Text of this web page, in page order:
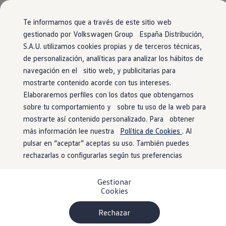
Te informamos que a través de este sitio web
gestionado por Volkswagen Group España Distribución,
S.A.U. utilizamos cookies propias y de terceros técnicas,
de personalización, analíticas para analizar los hábitos de
navegación en el sitio web, y publicitarias para
mostrarte contenido acorde con tus intereses.
Elaboraremos perfiles con los datos que obtengamos
sobre tu comportamiento y sobre tu uso de la web para
mostrarte así contenido personalizado. Para obtener
más información lee nuestra Política de Cookies . Al
pulsar en “aceptar” aceptas su uso. También puedes
rechazarlas o configurarlas según tus preferencias
Rechazar
Gestionar
Cookies
Ir
directamente
al contenido
Ir
directamente
al pie de
página
ComercialesConoce todos los modelos
Configura todos los modelos
Ver todos los modelos
Ver todos los modelos
Soluciones estandarizadas
Campers
Ofertas y stock
Ofertas para profesionales
Volkswagen nuevo en stock
Volkswagen de ocasión en stock
Ofertas para particulares
Volkswagen nuevo en stock
Volkswagen de ocasión
Eléctricos e híbridos
Simulador de autonomía
Simulador de carga
Ventajas para profesionales
Ventajas para particulares
Profesionales
My Leasing
TuVolkswagencon entrega
inmediata
El modelo que encaja contigo está más cerca de
lo que imaginas. Encuéntralo
en nuestro localizador de stock
. ¡No tendrás
que esperar para estrenarlo!